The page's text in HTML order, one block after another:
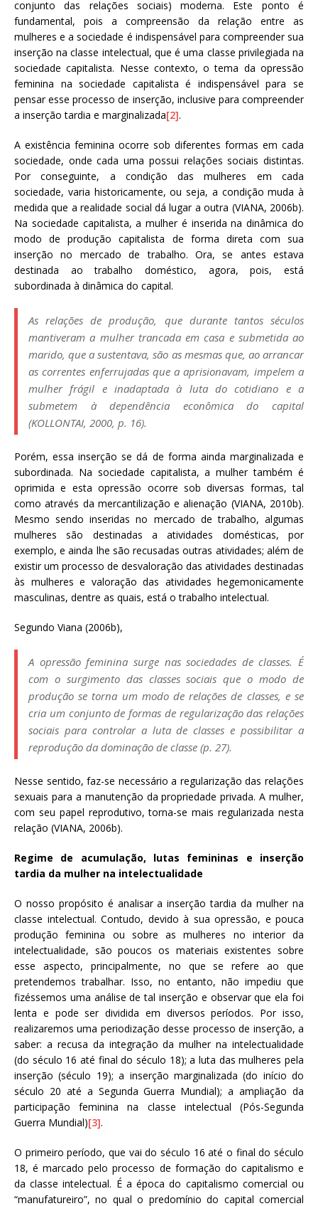
conjunto das relações sociais) moderna. Este ponto é
fundamental, pois a compreensão da relação entre as
mulheres e a sociedade é indispensável para compreender sua
inserção na classe intelectual, que é uma classe privilegiada na
sociedade capitalista. Nesse contexto, o tema da opressão
feminina na sociedade capitalista é indispensável para se
pensar esse processo de inserção, inclusive para compreender
a inserção tardia e marginalizada[2].
A existência feminina ocorre sob diferentes formas em cada
sociedade, onde cada uma possui relações sociais distintas.
Por conseguinte, a condição das mulheres em cada
sociedade, varia historicamente, ou seja, a condição muda à
medida que a realidade social dá lugar a outra (VIANA, 2006b).
Na sociedade capitalista, a mulher é inserida na dinâmica do
modo de produção capitalista de forma direta com sua
inserção no mercado de trabalho. Ora, se antes estava
destinada ao trabalho doméstico, agora, pois, está
subordinada à dinâmica do capital.
As relações de produção, que durante tantos séculos
mantiveram a mulher trancada em casa e submetida ao
marido, que a sustentava, são as mesmas que, ao arrancar
as correntes enferrujadas que a aprisionavam, impelem a
mulher frágil e inadaptada à luta do cotidiano e a
submetem à dependência econômica do capital
(KOLLONTAI, 2000, p. 16).
Porém, essa inserção se dá de forma ainda marginalizada e
subordinada. Na sociedade capitalista, a mulher também é
oprimida e esta opressão ocorre sob diversas formas, tal
como através da mercantilização e alienação (VIANA, 2010b).
Mesmo sendo inseridas no mercado de trabalho, algumas
mulheres são destinadas a atividades domésticas, por
exemplo, e ainda lhe são recusadas outras atividades; além de
existir um processo de desvaloração das atividades destinadas
às mulheres e valoração das atividades hegemonicamente
masculinas, dentre as quais, está o trabalho intelectual.
Segundo Viana (2006b),
A opressão feminina surge nas sociedades de classes. É
com o surgimento das classes sociais que o modo de
produção se torna um modo de relações de classes, e se
cria um conjunto de formas de regularização das relações
sociais para controlar a luta de classes e possibilitar a
reprodução da dominação de classe (p. 27).
Nesse sentido, faz-se necessário a regularização das relações
sexuais para a manutenção da propriedade privada. A mulher,
com seu papel reprodutivo, torna-se mais regularizada nesta
relação (VIANA, 2006b).
Regime de acumulação, lutas femininas e inserção
tardia da mulher na intelectualidade
O nosso propósito é analisar a inserção tardia da mulher na
classe intelectual. Contudo, devido à sua opressão, e pouca
produção feminina ou sobre as mulheres no interior da
intelectualidade, são poucos os materiais existentes sobre
esse aspecto, principalmente, no que se refere ao que
pretendemos trabalhar. Isso, no entanto, não impediu que
fizéssemos uma análise de tal inserção e observar que ela foi
lenta e pode ser dividida em diversos períodos. Por isso,
realizaremos uma periodização desse processo de inserção, a
saber: a recusa da integração da mulher na intelectualidade
(do século 16 até final do século 18); a luta das mulheres pela
inserção (século 19); a inserção marginalizada (do início do
século 20 até a Segunda Guerra Mundial); a ampliação da
participação feminina na classe intelectual (Pós-Segunda
Guerra Mundial)[3].
O primeiro período, que vai do século 16 até o final do século
18, é marcado pelo processo de formação do capitalismo e
da classe intelectual. É a época do capitalismo comercial ou
“manufatureiro”, no qual o predomínio do capital comercial